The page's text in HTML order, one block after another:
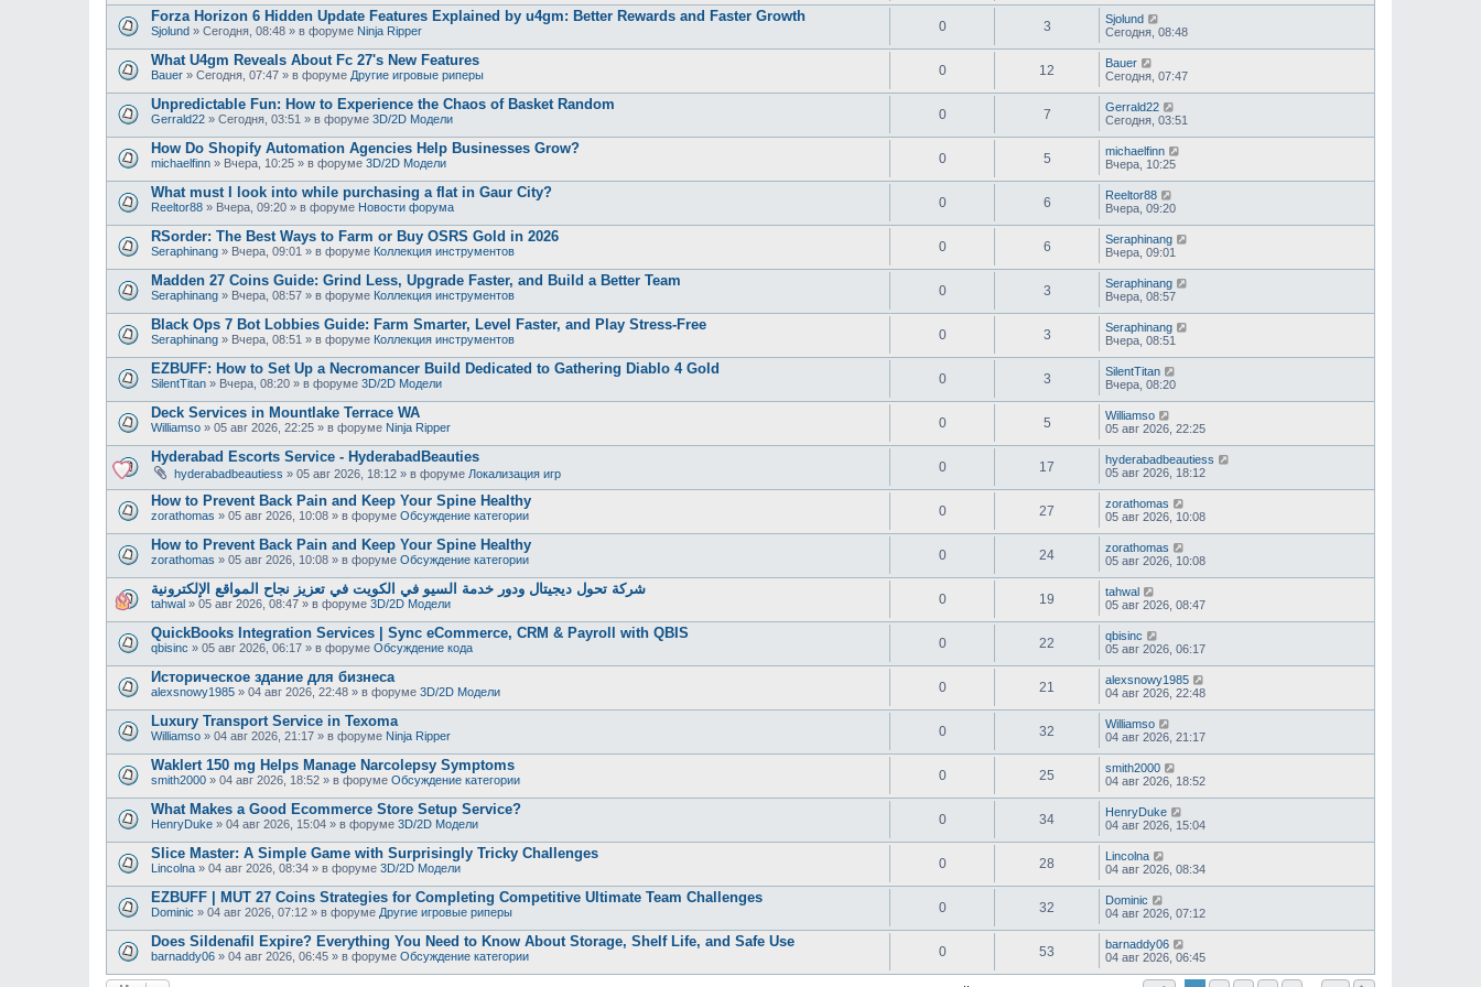
Forza Horizon 6 Hidden Update Features Explained by u4gm: Better Rewards and Faster Growth
Sjolund » Сегодня, 08:48 » в форуме Ninja Ripper 0 3
Sjolund
Сегодня, 08:48
What U4gm Reveals About Fc 27's New Features
Bauer » Сегодня, 07:47 » в форуме Другие игровые риперы 0 12
Bauer
Сегодня, 07:47
Unpredictable Fun: How to Experience the Chaos of Basket Random
Gerrald22 » Сегодня, 03:51 » в форуме 3D/2D Модели 0 7
Gerrald22
Сегодня, 03:51
How Do Shopify Automation Agencies Help Businesses Grow?
michaelfinn » Вчера, 10:25 » в форуме 3D/2D Модели 0 5
michaelfinn
Вчера, 10:25
What must I look into while purchasing a flat in Gaur City?
Reeltor88 » Вчера, 09:20 » в форуме Новости форума 0 6
Reeltor88
Вчера, 09:20
RSorder: The Best Ways to Farm or Buy OSRS Gold in 2026
Seraphinang » Вчера, 09:01 » в форуме Коллекция инструментов 0 6
Seraphinang
Вчера, 09:01
Madden 27 Coins Guide: Grind Less, Upgrade Faster, and Build a Better Team
Seraphinang » Вчера, 08:57 » в форуме Коллекция инструментов 0 3
Seraphinang
Вчера, 08:57
Black Ops 7 Bot Lobbies Guide: Farm Smarter, Level Faster, and Play Stress-Free
Seraphinang » Вчера, 08:51 » в форуме Коллекция инструментов 0 3
Seraphinang
Вчера, 08:51
EZBUFF: How to Set Up a Necromancer Build Dedicated to Gathering Diablo 4 Gold
SilentTitan » Вчера, 08:20 » в форуме 3D/2D Модели 0 3
SilentTitan
Вчера, 08:20
Deck Services in Mountlake Terrace WA
Williamso » 05 авг 2026, 22:25 » в форуме Ninja Ripper 0 5
Williamso
05 авг 2026, 22:25
Hyderabad Escorts Service - HyderabadBeauties
hyderabadbeautiess » 05 авг 2026, 18:12 » в форуме Локализация игр 0 17
hyderabadbeautiess
05 авг 2026, 18:12
How to Prevent Back Pain and Keep Your Spine Healthy
zorathomas » 05 авг 2026, 10:08 » в форуме Обсуждение категории 0 27
zorathomas
05 авг 2026, 10:08
How to Prevent Back Pain and Keep Your Spine Healthy
zorathomas » 05 авг 2026, 10:08 » в форуме Обсуждение категории 0 24
zorathomas
05 авг 2026, 10:08
شركة تحول ديجيتال ودور خدمة السيو في الكويت في تعزيز نجاح المواقع الإلكترونية
tahwal » 05 авг 2026, 08:47 » в форуме 3D/2D Модели 0 19
tahwal
05 авг 2026, 08:47
QuickBooks Integration Services | Sync eCommerce, CRM & Payroll with QBIS
qbisinc » 05 авг 2026, 06:17 » в форуме Обсуждение кода 0 22
qbisinc
05 авг 2026, 06:17
Историческое здание для бизнеса
alexsnowy1985 » 04 авг 2026, 22:48 » в форуме 3D/2D Модели 0 21
alexsnowy1985
04 авг 2026, 22:48
Luxury Transport Service in Texoma
Williamso » 04 авг 2026, 21:17 » в форуме Ninja Ripper 0 32
Williamso
04 авг 2026, 21:17
Waklert 150 mg Helps Manage Narcolepsy Symptoms
smith2000 » 04 авг 2026, 18:52 » в форуме Обсуждение категории 0 25
smith2000
04 авг 2026, 18:52
What Makes a Good Ecommerce Store Setup Service?
HenryDuke » 04 авг 2026, 15:04 » в форуме 3D/2D Модели 0 34
HenryDuke
04 авг 2026, 15:04
Slice Master: A Simple Game with Surprisingly Tricky Challenges
Lincolna » 04 авг 2026, 08:34 » в форуме 3D/2D Модели 0 28
Lincolna
04 авг 2026, 08:34
EZBUFF | MUT 27 Coins Strategies for Completing Competitive Ultimate Team Challenges
Dominic » 04 авг 2026, 07:12 » в форуме Другие игровые риперы 0 32
Dominic
04 авг 2026, 07:12
Does Sildenafil Expire? Everything You Need to Know About Storage, Shelf Life, and Safe Use
barnaddy06 » 04 авг 2026, 06:45 » в форуме Обсуждение категории 0 53
barnaddy06
04 авг 2026, 06:45